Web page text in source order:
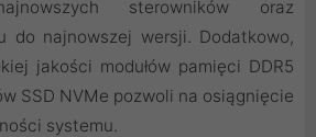
sterowników oraz
do najnowszej wersji. Dodatkowo,
jakości modułów pamięci DDR5
SSD NVMe pozwoli na osiągnięcie
systemu.